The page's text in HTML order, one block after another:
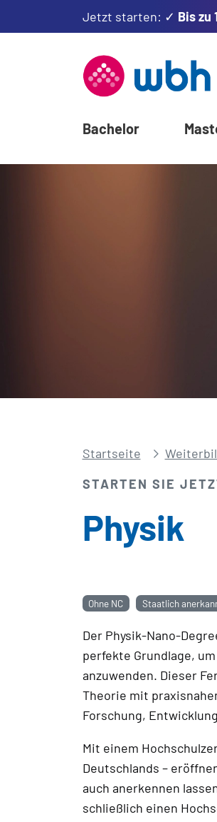
Jetzt starten: ✓ Bis zu
Bachelor
Startseite
STARTEN SIE
Physik
Ohne NC Staatlich
Der Physik-Nano-
perfekte Grundlage,
anzuwenden. Dieser
Theorie mit
Forschung,
Mit einem
Deutschlands –
auch anerkennen
schließlich einen